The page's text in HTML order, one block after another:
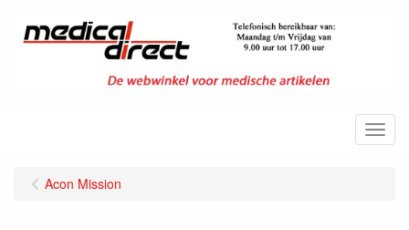
Menu
Acon Mission